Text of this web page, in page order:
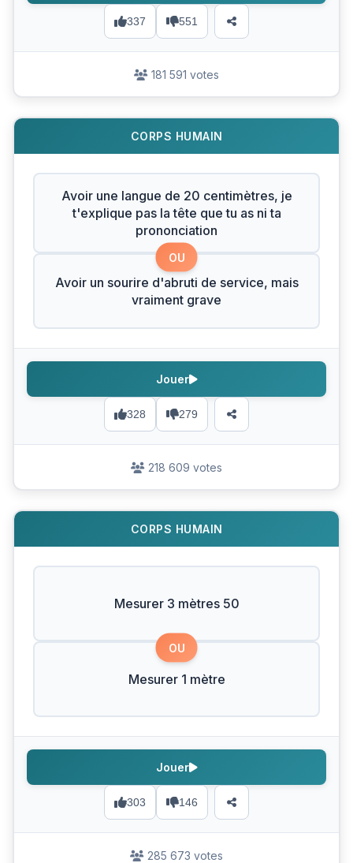
337 551
181 591 votes
CORPS HUMAIN
Avoir une langue de 20 centimètres, je
t'explique pas la tête que tu as ni ta
prononciation
OU
Avoir un sourire d'abruti de service, mais
vraiment grave
328 279
Jouer
218 609 votes
CORPS HUMAIN
Mesurer 3 mètres 50
OU
Mesurer 1 mètre
303 146
Jouer
285 673 votes